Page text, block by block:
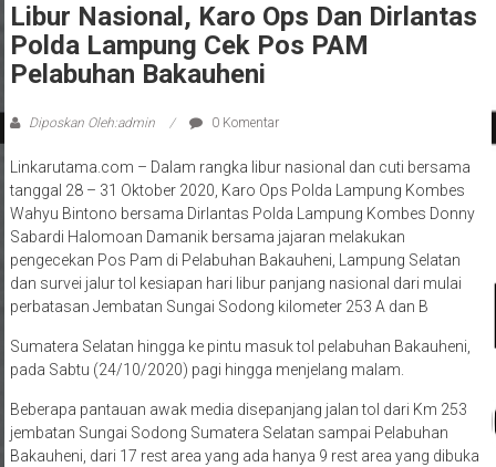
Libur Nasional, Karo Ops Dan Dirlantas
Polda Lampung Cek Pos PAM
Pelabuhan Bakauheni
Diposkan Oleh:admin 0 Komentar
Linkarutama.com – Dalam rangka libur nasional dan cuti bersama
tanggal 28 – 31 Oktober 2020, Karo Ops Polda Lampung Kombes
Wahyu Bintono bersama Dirlantas Polda Lampung Kombes Donny
Sabardi Halomoan Damanik bersama jajaran melakukan
pengecekan Pos Pam di Pelabuhan Bakauheni, Lampung Selatan
dan survei jalur tol kesiapan hari libur panjang nasional dari mulai
perbatasan Jembatan Sungai Sodong kilometer 253 A dan B
Sumatera Selatan hingga ke pintu masuk tol pelabuhan Bakauheni,
pada Sabtu (24/10/2020) pagi hingga menjelang malam.
Beberapa pantauan awak media disepanjang jalan tol dari Km 253
jembatan Sungai Sodong Sumatera Selatan sampai Pelabuhan
Bakauheni, dari 17 rest area yang ada hanya 9 rest area yang dibuka